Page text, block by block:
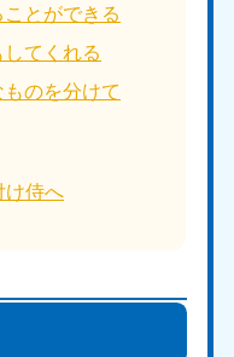
とができる
てくれる
のを分けて
け侍へ